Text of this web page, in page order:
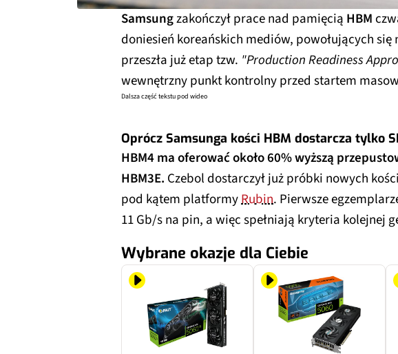
Samsungzakończył prace nad pamięcią HBM
doniesień koreańskich mediów, powołujących się
przeszła już etap tzw. "Production Readiness
wewnętrzny punkt kontrolny przed startem
Dalsza część tekstu pod wideo
Oprócz Samsunga kości HBM dostarcza tylko
HBM4 ma oferować około 60% wyższą
HBM3E. Czebol dostarczył już próbki nowych
pod kątem platformyRubin. Pierwsze
11 Gb/s na pin, a więc spełniają kryteria kolejnej
Wybrane okazje dla Ciebie